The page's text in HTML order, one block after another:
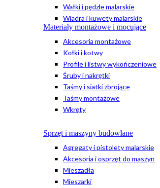
Wałki i pędzle malarskie
Wiadra i kuwety malarskie
Materiały montażowe i mocujące
Akcesoria montażowe
Kołki i kotwy
Profile i listwy wykończeniowe
Śruby i nakrętki
Taśmy i siatki zbrojące
Taśmy montażowe
Wkręty
Sprzęt i maszyny budowlane
Agregaty i pistolety malarskie
Akcesoria i osprzęt do maszyn
Mieszadła
Mieszarki